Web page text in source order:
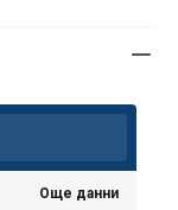
Още данни